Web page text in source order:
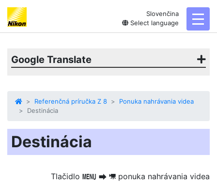
Slovenčina
Select language
Google Translate
Referenčná príručka Z 8
Ponuka nahrávania videa
Destinácia
Destinácia
Tlačidlo G U 1 ponuka nahrávania videa